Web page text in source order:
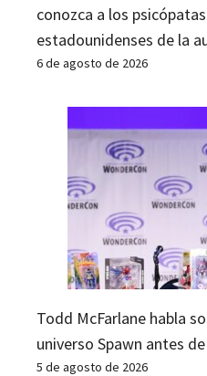
conozca a los
estadounidenses de la
6 de agosto de 2026
Todd McFarlane habla
universo Spawn antes
5 de agosto de 2026